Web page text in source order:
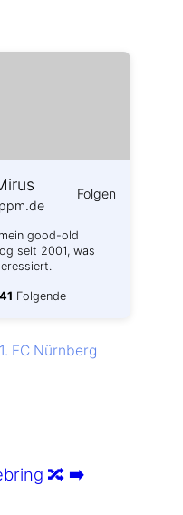
Folgen
good-old
seit 2001, was
41 Folgende
1. FC Nürnberg
🔀 ➡️